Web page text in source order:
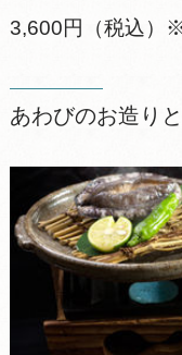
3,600円（税込）
あわびのお造り